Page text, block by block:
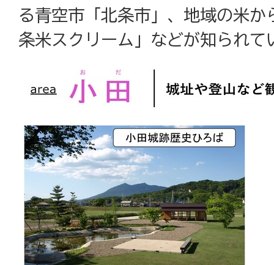
る青空市「北条市」、地域の米か
条米スクリーム」などが知られて